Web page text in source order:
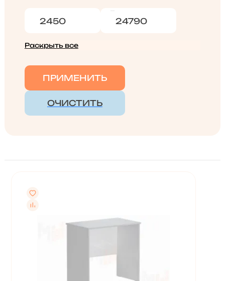
Раскрыть все
ПРИМЕНИТЬ
ОЧИСТИТЬ